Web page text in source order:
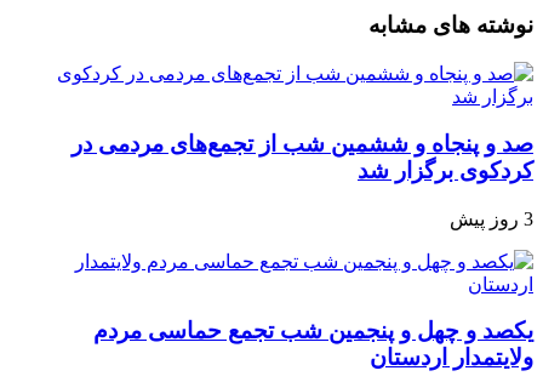
نوشته های مشابه
صد و پنجاه‌ و ششمین شب از تجمع‌های مردمی در
کردکوی برگزار شد
3 روز پیش
یکصد و چهل و پنجمین شب تجمع‌ حماسی مردم‌
ولایتمدار اردستان